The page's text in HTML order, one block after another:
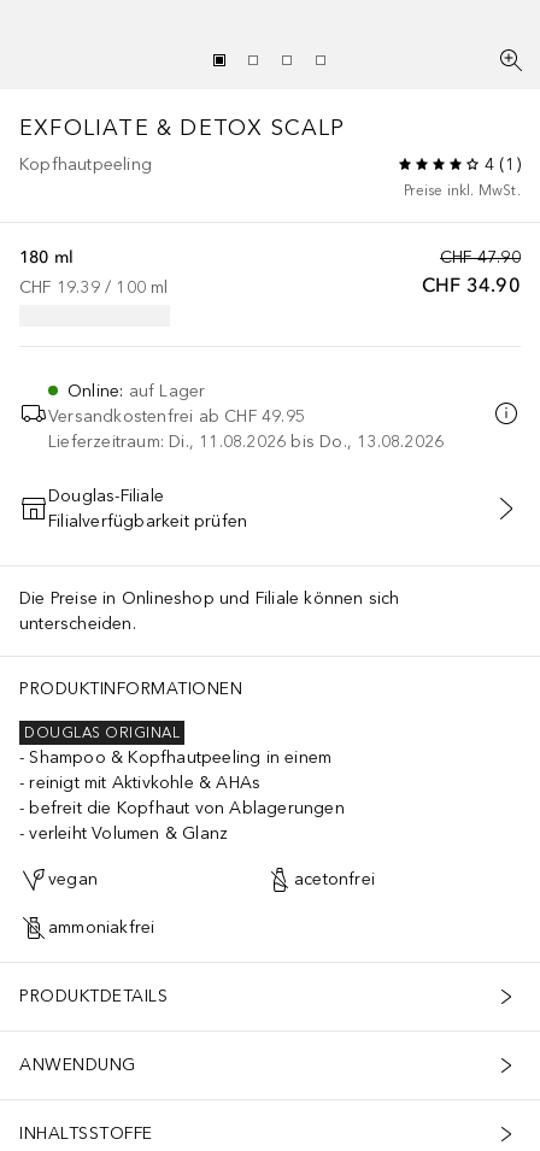
EXFOLIATE & DETOX SCALP
Kopfhautpeeling 4 (1 )
Preise inkl. MwSt.
CHF 47.90
CHF 34.90
180 ml
CHF 19.39 / 100 ml
Online: auf Lager
Versandkostenfrei ab CHF 49.95
Lieferzeitraum: Di., 11.08.2026 bis Do., 13.08.2026
IN DEN WARENKORB
Douglas-Filiale
Filialverfügbarkeit prüfen
Die Preise in Onlineshop und Filiale können sich
unterscheiden.
PRODUKTINFORMATIONEN
DOUGLAS ORIGINAL
Shampoo & Kopfhautpeeling in einem
reinigt mit Aktivkohle & AHAs
befreit die Kopfhaut von Ablagerungen
verleiht Volumen & Glanz
vegan acetonfrei
ammoniakfrei
PRODUKTDETAILS
ANWENDUNG
INHALTSSTOFFE